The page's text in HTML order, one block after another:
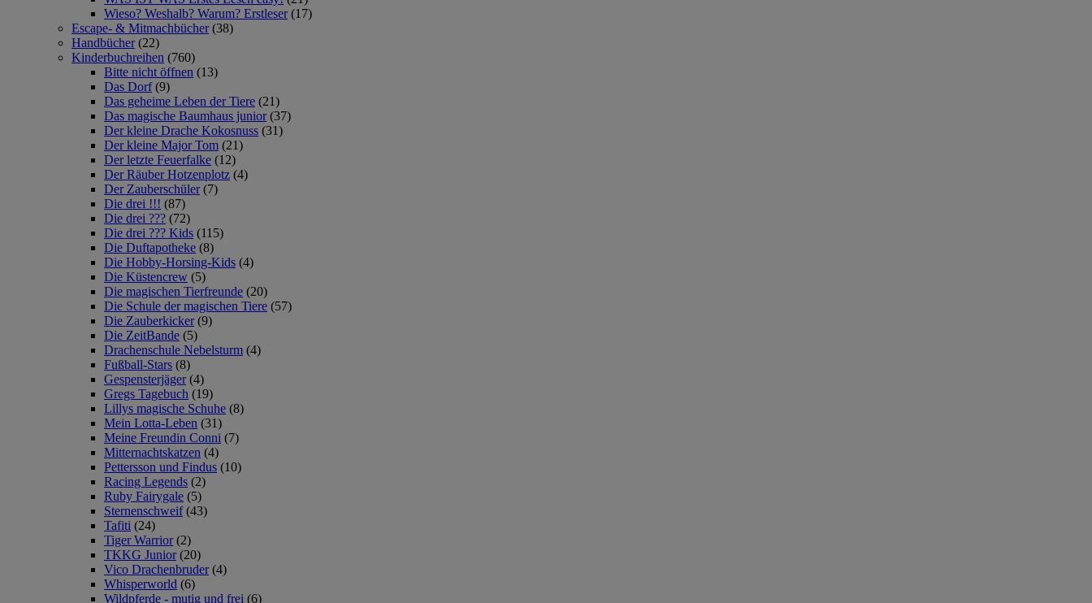
Wieso? Weshalb? Warum? Erstleser (17)
Escape- & Mitmachbücher (38)
Handbücher (22)
Kinderbuchreihen (760)
Bitte nicht öffnen (13)
Das Dorf (9)
Das geheime Leben der Tiere (21)
Das magische Baumhaus junior (37)
Der kleine Drache Kokosnuss (31)
Der kleine Major Tom (21)
Der letzte Feuerfalke (12)
Der Räuber Hotzenplotz (4)
Der Zauberschüler (7)
Die drei !!! (87)
Die drei ??? (72)
Die drei ??? Kids (115)
Die Duftapotheke (8)
Die Hobby-Horsing-Kids (4)
Die Küstencrew (5)
Die magischen Tierfreunde (20)
Die Schule der magischen Tiere (57)
Die Zauberkicker (9)
Die ZeitBande (5)
Drachenschule Nebelsturm (4)
Fußball-Stars (8)
Gespensterjäger (4)
Gregs Tagebuch (19)
Lillys magische Schuhe (8)
Mein Lotta-Leben (31)
Meine Freundin Conni (7)
Mitternachtskatzen (4)
Pettersson und Findus (10)
Racing Legends (2)
Ruby Fairygale (5)
Sternenschweif (43)
Tafiti (24)
Tiger Warrior (2)
TKKG Junior (20)
Vico Drachenbruder (4)
Whisperworld (6)
Wildpferde - mutig und frei (6)